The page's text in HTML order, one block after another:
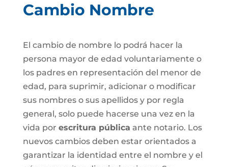
Cambio Nombre
El cambio de nombre lo podrá hacer la
persona mayor de edad voluntariamente o
los padres en representación del menor de
edad, para suprimir, adicionar o modificar
sus nombres o sus apellidos y por regla
general, solo puede hacerse una vez en la
vida por escritura pública ante notario. Los
nuevos cambios deben estar orientados a
garantizar la identidad entre el nombre y el